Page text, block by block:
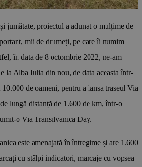
jumătate, proiectul a adunat o mulțime de
mii de drumeți, pe care îi numim
în data de 8 octombrie 2022, ne-am
la Alba Iulia din nou, de data aceasta într-
de oameni, pentru a lansa traseul Via
lungă distanță de 1.600 de km, într-o
o Via Transilvanica Day.
este amenajată în întregime și are 1.600
cu stâlpi indicatori, marcaje cu vopsea